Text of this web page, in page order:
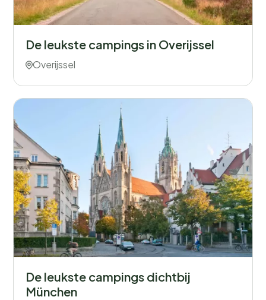
De leukste campings in Overijssel
Overijssel
De leukste campings dichtbij
München